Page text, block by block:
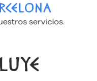
servicios.